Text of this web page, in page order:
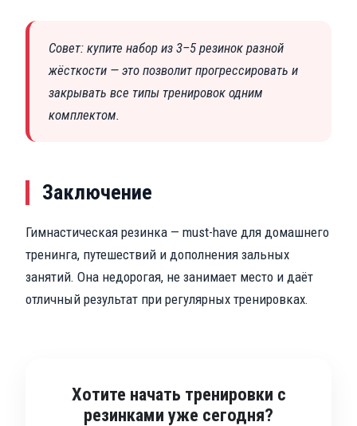
Совет: купите набор из 3–5 резинок разной
жёсткости — это позволит прогрессировать и
закрывать все типы тренировок одним
комплектом.
Заключение
Гимнастическая резинка — must-have для домашнего
тренинга, путешествий и дополнения зальных
занятий. Она недорогая, не занимает место и даёт
отличный результат при регулярных тренировках.
Хотите начать тренировки с
резинками уже сегодня?